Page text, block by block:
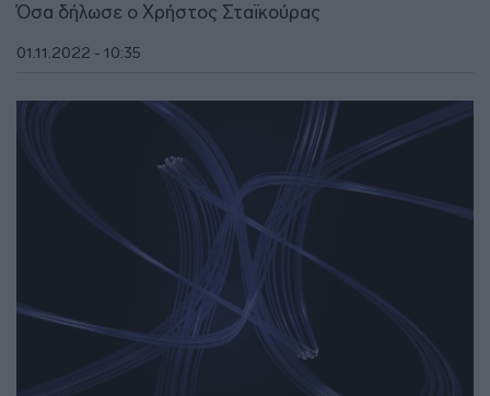
Όσα δήλωσε ο Χρήστος Σταϊκούρας
01.11.2022 - 10:35